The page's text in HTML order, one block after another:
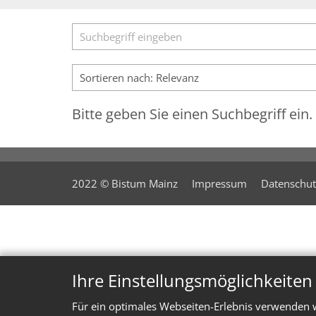
Ihre
Für ein optimales Webseiten-Erlebnis
Suche
Bitte geben Sie einen Suchbegriff ein.
2022 © Bistum Mainz Impressum